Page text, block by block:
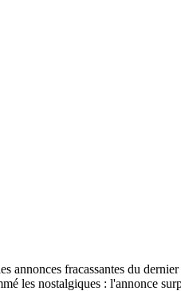
annonces fracassantes du dernier
les nostalgiques : l'annonce